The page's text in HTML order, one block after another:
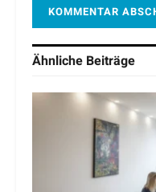
Ähnliche Beiträge